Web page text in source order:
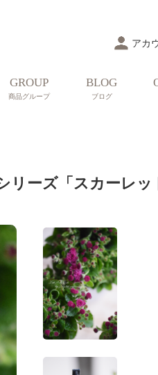
アカ
GROUP
商品グループ
BLOG
ブログ
リーズ「スカーレ